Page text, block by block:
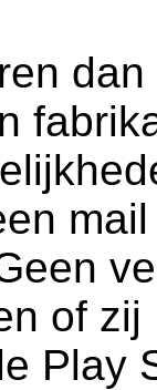
of
Play